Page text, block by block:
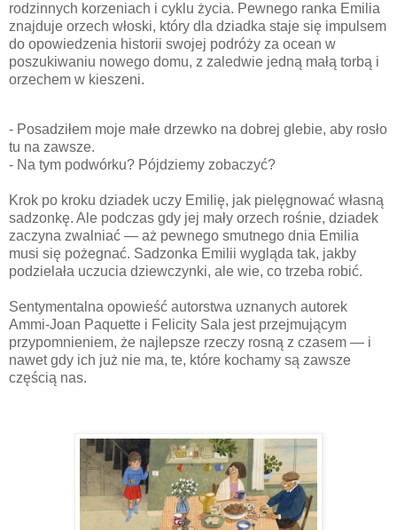
rodzinnych korzeniach i cyklu życia. Pewnego ranka Emilia
znajduje orzech włoski, który dla dziadka staje się impulsem
do opowiedzenia historii swojej podróży za ocean w
poszukiwaniu nowego domu, z zaledwie jedną małą torbą i
orzechem w kieszeni.
- Posadziłem moje małe drzewko na dobrej glebie, aby rosło
tu na zawsze.
- Na tym podwórku? Pójdziemy zobaczyć?
Krok po kroku dziadek uczy Emilię, jak pielęgnować własną
sadzonkę. Ale podczas gdy jej mały orzech rośnie, dziadek
zaczyna zwalniać ― aż pewnego smutnego dnia Emilia
musi się pożegnać. Sadzonka Emilii wygląda tak, jakby
podzielała uczucia dziewczynki, ale wie, co trzeba robić.
Sentymentalna opowieść autorstwa uznanych autorek
Ammi-Joan Paquette i Felicity Sala jest przejmującym
przypomnieniem, że najlepsze rzeczy rosną z czasem ― i
nawet gdy ich już nie ma, te, które kochamy są zawsze
częścią nas.